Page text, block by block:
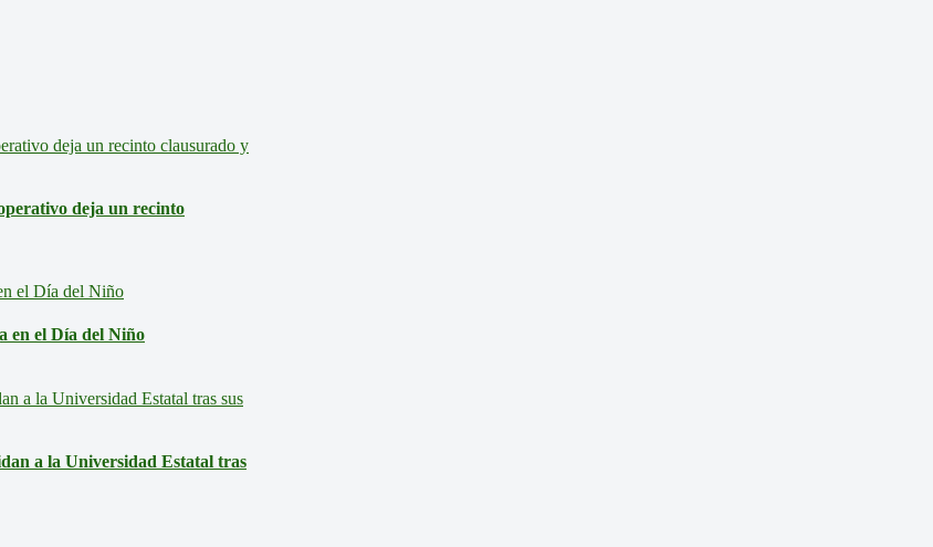
deja un recinto
en el Día del Niño
a la Universidad Estatal tras